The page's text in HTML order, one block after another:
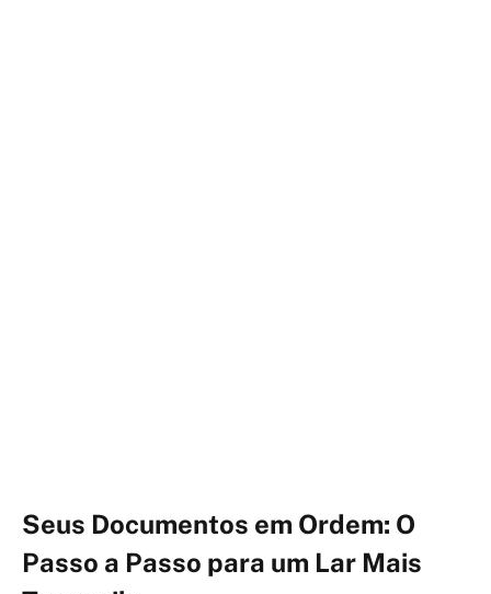
Seus Documentos em Ordem: O
Passo a Passo para um Lar Mais